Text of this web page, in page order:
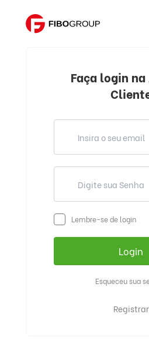
Faça login na
Lembre-se de login
Esqueceu sua
Registrar